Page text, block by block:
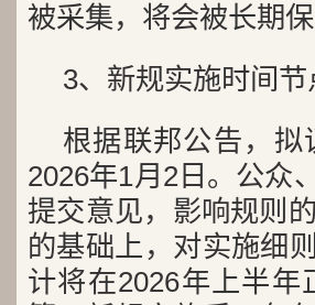
被采集，将会被长期
3、新规实施时间节
根据联邦公告，
2026年1月2日。公众
提交意见，影响规则
的基础上，对实施细
计将在2026年上半